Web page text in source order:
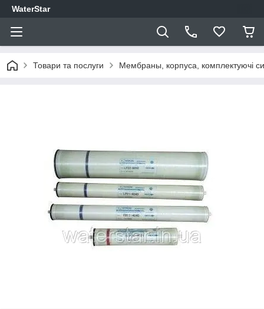
WaterStar
Товари та послуги Мембраны, корпуса, комплектуючі